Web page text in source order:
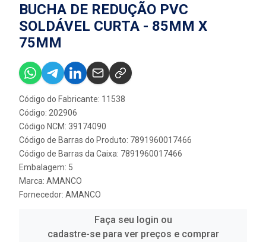
BUCHA DE REDUÇÃO PVC
SOLDÁVEL CURTA - 85MM X
75MM
Código do Fabricante: 11538
Código: 202906
Código NCM: 39174090
Código de Barras do Produto: 7891960017466
Código de Barras da Caixa: 7891960017466
Embalagem: 5
Marca: AMANCO
Fornecedor: AMANCO
Faça seu login ou
cadastre-se para ver preços e comprar